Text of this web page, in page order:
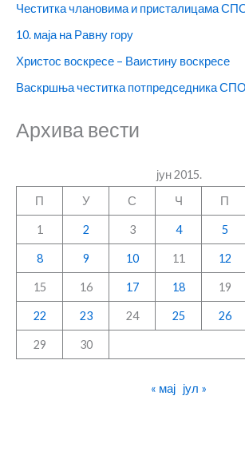
Честитка члановима и присталицама
10. маја на Равну гору
Христос воскресе – Ваистину воскресе
Васкршња честитка потпредседника
Архива вести
јун 2015.
П
У С Ч П
1 2 3 4 5
8 9 10 11 12
15 16 17 18 19
22 23 24 25 26
29 30
« мај јул »